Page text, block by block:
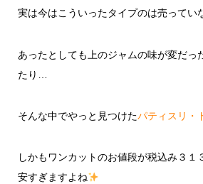
実は今はこういったタイプのは売ってい
あったとしても上のジャムの味が変だっ
たり…
そんな中でやっと見つけたパティスリ・
しかもワンカットのお値段が税込み３１
安すぎますよね